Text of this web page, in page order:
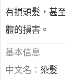
有損頭髮，甚
體的損害。
基本信息
中文名： 染髮